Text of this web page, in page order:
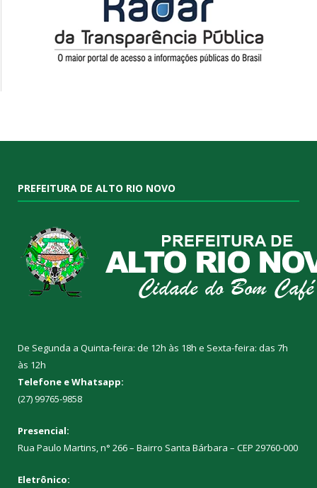
PREFEITURA DE ALTO RIO NOVO
De Segunda a Quinta-feira: de 12h às 18h e Sexta-feira: das 7h
às 12h
Telefone e Whatsapp:
(27) 99765-9858
Presencial:
Rua Paulo Martins, n° 266 – Bairro Santa Bárbara – CEP 29760-000
Eletrônico: